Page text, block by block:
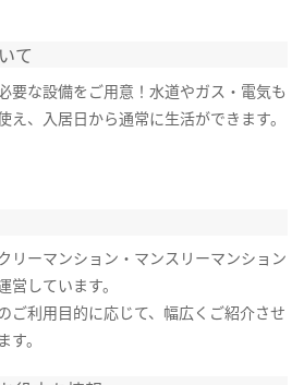
て
要な設備をご用意！水道やガス・電気も
え、入居日から通常に生活ができます。
リーマンション・マンスリーマンション
営しています。
ご利用目的に応じて、幅広くご紹介させ
す。